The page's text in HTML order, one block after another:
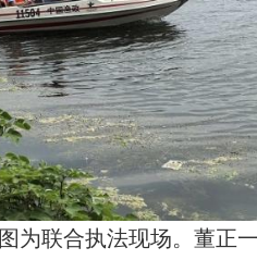
图为联合执法现场。董正